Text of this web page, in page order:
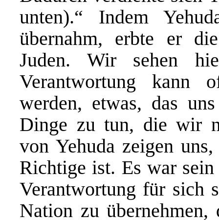
unten).“ Indem
übernahm, erbte er
Juden. Wir sehen
Verantwortung kann
werden, etwas, das
Dinge zu tun, die wir
von Yehuda zeigen
Richtige ist. Es war
Verantwortung für sich
Nation zu